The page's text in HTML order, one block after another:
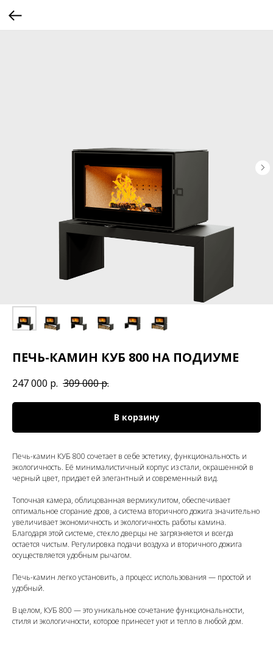
ПЕЧЬ-КАМИН КУБ 800 НА ПОДИУМЕ
247 000 р. 309 000р.
В корзину
Печь-камин КУБ 800 сочетает в себе эстетику, функциональность и
экологичность. Её минималистичный корпус из стали, окрашенной в
черный цвет, придает ей элегантный и современный вид.
Топочная камера, облицованная вермикулитом, обеспечивает
оптимальное сгорание дров, а система вторичного дожига значительно
увеличивает экономичность и экологичность работы камина.
Благодаря этой системе, стекло дверцы не загрязняется и всегда
остается чистым. Регулировка подачи воздуха и вторичного дожига
осуществляется удобным рычагом.
Печь-камин легко установить, а процесс использования — простой и
удобный.
В целом, КУБ 800 — это уникальное сочетание функциональности,
стиля и экологичности, которое принесет уют и тепло в любой дом.